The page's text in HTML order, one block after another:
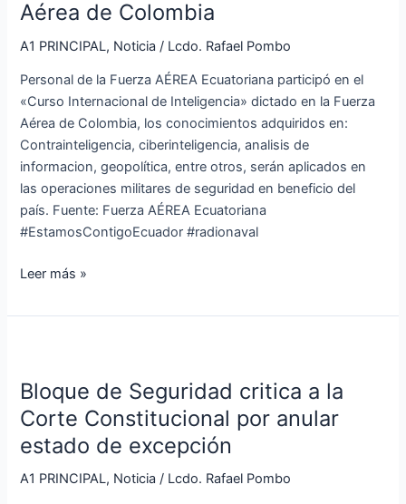
Aérea de Colombia
A1 PRINCIPAL, Noticia / Lcdo. Rafael Pombo
Personal de la Fuerza AÉREA Ecuatoriana participó en el
«Curso Internacional de Inteligencia» dictado en la Fuerza
Aérea de Colombia, los conocimientos adquiridos en:
Contrainteligencia, ciberinteligencia, analisis de
informacion, geopolítica, entre otros, serán aplicados en
las operaciones militares de seguridad en beneficio del
país. Fuente: Fuerza AÉREA Ecuatoriana
#EstamosContigoEcuador #radionaval
en
la
Aérea
de
Colombia
Leer más »
Bloque de Seguridad critica a la
Corte Constitucional por anular
estado de excepción
A1 PRINCIPAL, Noticia / Lcdo. Rafael Pombo
Seguridad
critica
la
Corte